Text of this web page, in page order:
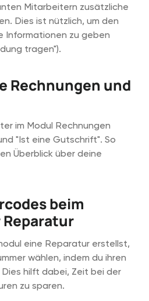
Mitarbeitern zusätzliche
Dies ist nützlich, um den
Informationen zu geben
tragen").
Rechnungen und
im Modul Rechnungen
"Ist eine Gutschrift". So
Überblick über deine
beim
eine Reparatur erstellst,
wählen, indem du ihren
hilft dabei, Zeit bei der
zu sparen.